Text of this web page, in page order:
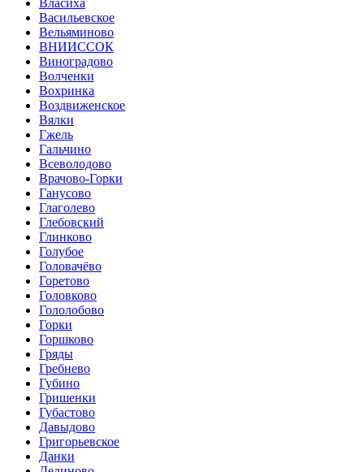
Васильевское
Вельяминово
ВНИИССОК
Виноградово
Волченки
Вохринка
Воздвиженское
Вялки
Гжель
Гальчино
Всеволодово
Врачово-Горки
Ганусово
Глаголево
Глебовский
Глинково
Голубое
Головачёво
Горетово
Головково
Гололобово
Горки
Горшково
Гряды
Гребнево
Губино
Гришенки
Губастово
Давыдово
Григорьевское
Данки